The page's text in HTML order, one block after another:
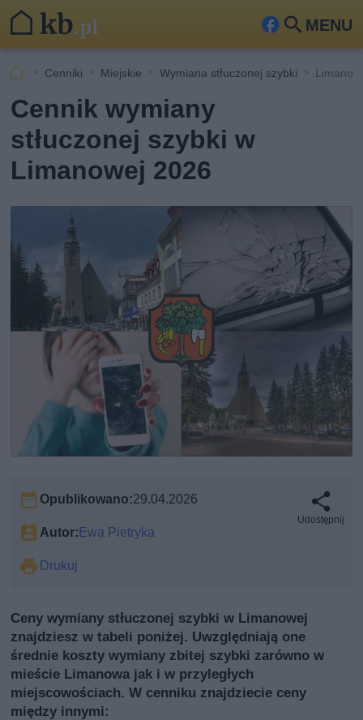
MENU
Fa
ook
Szu
kaj
Cenniki Miejskie Wymiana stłuczonej szybki
Cennik wymiany
stłuczonej szybki w
Limanowej 2026
Opublikowano:29.04.2026
Autor: Ewa Pietryka
Drukuj
Udostępnij
Ceny wymiany stłuczonej szybki w Limanowej
znajdziesz w tabeli poniżej. Uwzględniają one
średnie koszty wymiany zbitej szybki zarówno w
mieście Limanowa jak i w przyległych
miejscowościach. W cenniku znajdziecie ceny
między innymi: